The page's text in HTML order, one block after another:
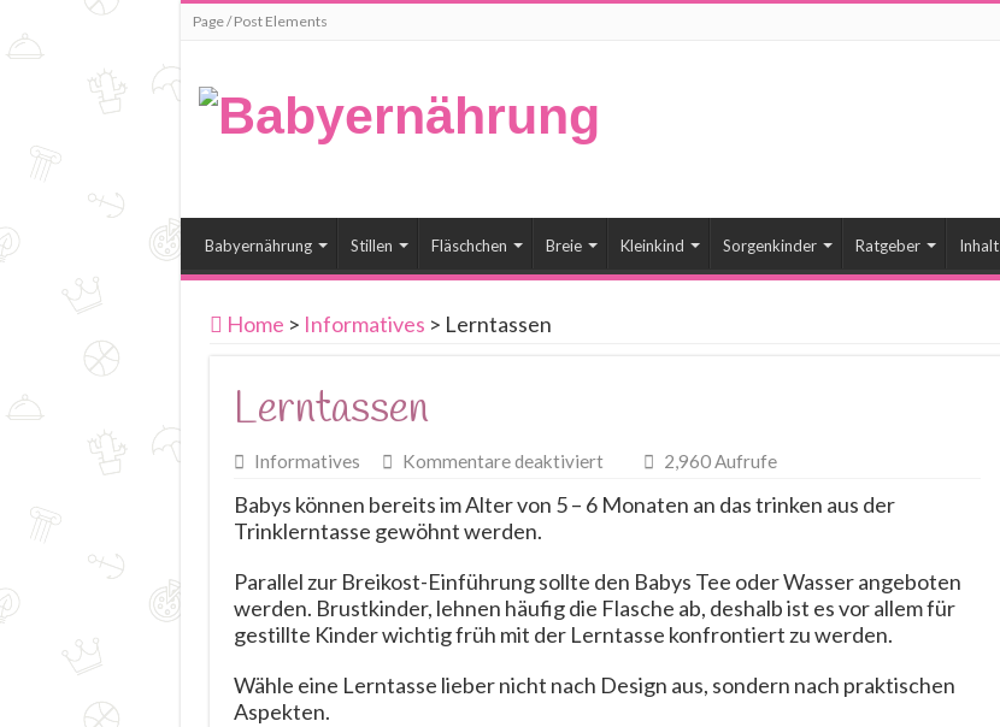
Page / Post Elements
Babyernährung Stillen Fläschchen Breie Kleinkind Sorgenkinder Ratgeber Inhalt
Home > Informatives > Lerntassen
Lerntassen
Informatives Kommentare deaktiviertfür
2,960 Aufrufe
Babys können bereits im Alter von 5 – 6 Monaten an das trinken aus der
Trinklerntasse gewöhnt werden.
Parallel zur Breikost-Einführung sollte den Babys Tee oder Wasser angeboten
werden. Brustkinder, lehnen häufig die Flasche ab, deshalb ist es vor allem für
gestillte Kinder wichtig früh mit der Lerntasse konfrontiert zu werden.
Wähle eine Lerntasse lieber nicht nach Design aus, sondern nach praktischen
Aspekten.